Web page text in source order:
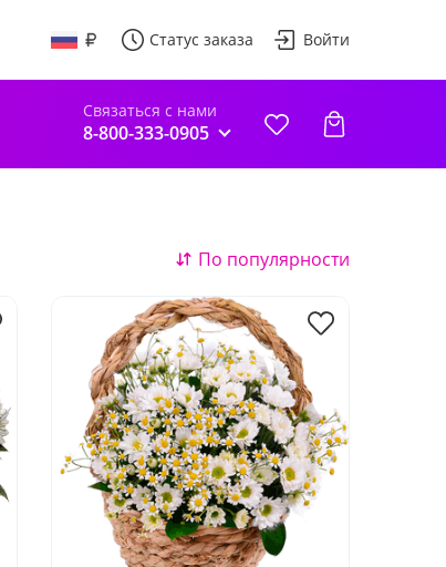
Статус заказа Войти
Связаться с нами
8-800-333-0905
По популярности